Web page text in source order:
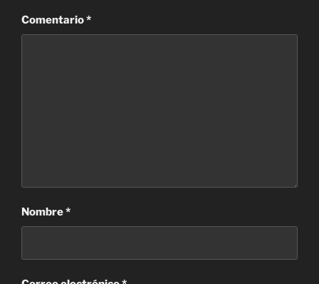
Comentario*
Nombre*